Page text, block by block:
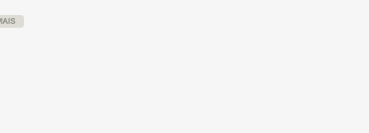
Valdivia el volumen rebaja la altura hasta las tres
de los Reyes Católicos asciende hasta las seis alturas,